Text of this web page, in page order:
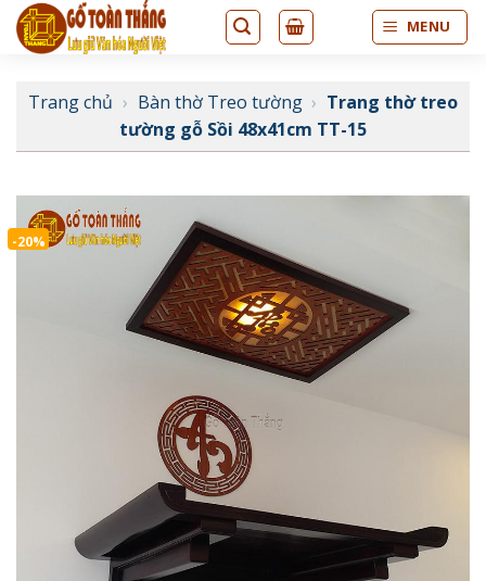
Bỏ
qua
dung
MENU
Trang chủ › Bàn thờ Treo tường › Trang thờ treo
tường gỗ Sồi 48x41cm TT-15
-20%